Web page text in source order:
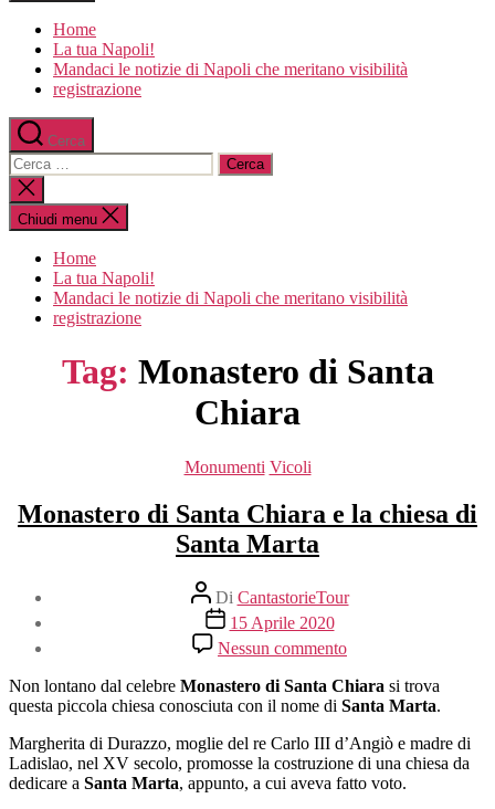
Home
La tua Napoli!
Mandaci le notizie di Napoli che meritano visibilità
registrazione
Cerca
Cerca:
Chiudi
la
ricerca
Chiudi menu
Home
La tua Napoli!
Mandaci le notizie di Napoli che meritano visibilità
registrazione
Tag: Monastero di Santa
Chiara
Categorie
Monumenti Vicoli
Monastero di Santa Chiara e la chiesa di
Santa Marta
Autore
articolo
Di CantastorieTour
Data
dell'articolo
15 Aprile 2020
Nessun commento
Monastero
di
Santa
e
la
chiesa
Non lontano dal celebre Monastero di Santa Chiara si trova
questa piccola chiesa conosciuta con il nome di Santa Marta.
Margherita di Durazzo, moglie del re Carlo III d’Angiò e madre di
Ladislao, nel XV secolo, promosse la costruzione di una chiesa da
dedicare a Santa Marta, appunto, a cui aveva fatto voto.